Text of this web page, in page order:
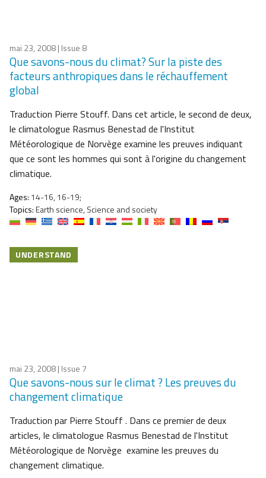
mai 23, 2008| Issue 8
Que savons-nous du climat? Sur la piste des
facteurs anthropiques dans le réchauffement
global
Traduction Pierre Stouff. Dans cet article, le second de deux,
le climatologue Rasmus Benestad de l'Institut
Météorologique de Norvège examine les preuves indiquant
que ce sont les hommes qui sont à l'origine du changement
climatique.
Ages: 14-16, 16-19;
Topics:Earth science, Science and society
UNDERSTAND
mai 23, 2008| Issue 7
Que savons-nous sur le climat ? Les preuves du
changement climatique
Traduction par Pierre Stouff . Dans ce premier de deux
articles, le climatologue Rasmus Benestad de l'Institut
Météorologique de Norvège examine les preuves du
changement climatique.